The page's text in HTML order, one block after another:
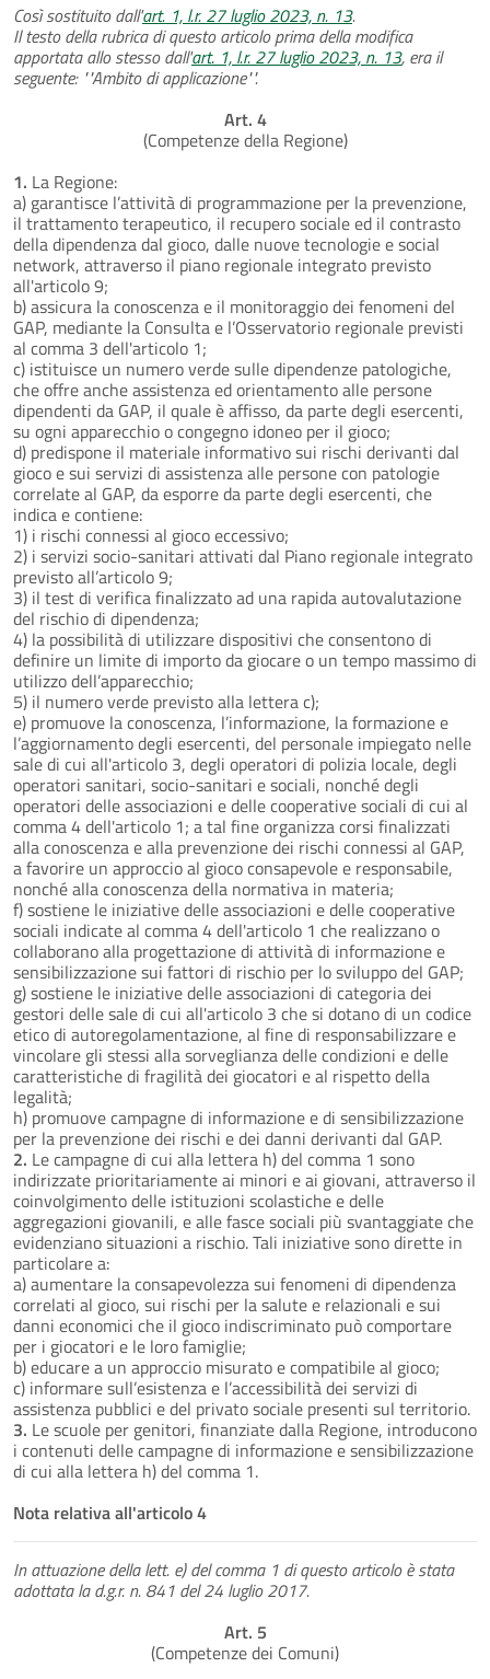
Così sostituito dall'art. 1, l.r. 27 luglio 2023, n. 13.
Il testo della rubrica di questo articolo prima della modifica
apportata allo stesso dall'art. 1, l.r. 27 luglio 2023, n. 13, era il
seguente: ""Ambito di applicazione"".
Art. 4
(Competenze della Regione)
1. La Regione:
a) garantisce l’attività di programmazione per la prevenzione,
il trattamento terapeutico, il recupero sociale ed il contrasto
della dipendenza dal gioco, dalle nuove tecnologie e social
network, attraverso il piano regionale integrato previsto
all'articolo 9;
b) assicura la conoscenza e il monitoraggio dei fenomeni del
GAP, mediante la Consulta e l’Osservatorio regionale previsti
al comma 3 dell'articolo 1;
c) istituisce un numero verde sulle dipendenze patologiche,
che offre anche assistenza ed orientamento alle persone
dipendenti da GAP, il quale è affisso, da parte degli esercenti,
su ogni apparecchio o congegno idoneo per il gioco;
d) predispone il materiale informativo sui rischi derivanti dal
gioco e sui servizi di assistenza alle persone con patologie
correlate al GAP, da esporre da parte degli esercenti, che
indica e contiene:
1) i rischi connessi al gioco eccessivo;
2) i servizi socio-sanitari attivati dal Piano regionale integrato
previsto all’articolo 9;
3) il test di verifica finalizzato ad una rapida autovalutazione
del rischio di dipendenza;
4) la possibilità di utilizzare dispositivi che consentono di
definire un limite di importo da giocare o un tempo massimo di
utilizzo dell’apparecchio;
5) il numero verde previsto alla lettera c);
e) promuove la conoscenza, l’informazione, la formazione e
l’aggiornamento degli esercenti, del personale impiegato nelle
sale di cui all'articolo 3, degli operatori di polizia locale, degli
operatori sanitari, socio-sanitari e sociali, nonché degli
operatori delle associazioni e delle cooperative sociali di cui al
comma 4 dell'articolo 1; a tal fine organizza corsi finalizzati
alla conoscenza e alla prevenzione dei rischi connessi al GAP,
a favorire un approccio al gioco consapevole e responsabile,
nonché alla conoscenza della normativa in materia;
f) sostiene le iniziative delle associazioni e delle cooperative
sociali indicate al comma 4 dell'articolo 1 che realizzano o
collaborano alla progettazione di attività di informazione e
sensibilizzazione sui fattori di rischio per lo sviluppo del GAP;
g) sostiene le iniziative delle associazioni di categoria dei
gestori delle sale di cui all'articolo 3 che si dotano di un codice
etico di autoregolamentazione, al fine di responsabilizzare e
vincolare gli stessi alla sorveglianza delle condizioni e delle
caratteristiche di fragilità dei giocatori e al rispetto della
legalità;
h) promuove campagne di informazione e di sensibilizzazione
per la prevenzione dei rischi e dei danni derivanti dal GAP.
2. Le campagne di cui alla lettera h) del comma 1 sono
indirizzate prioritariamente ai minori e ai giovani, attraverso il
coinvolgimento delle istituzioni scolastiche e delle
aggregazioni giovanili, e alle fasce sociali più svantaggiate che
evidenziano situazioni a rischio. Tali iniziative sono dirette in
particolare a:
a) aumentare la consapevolezza sui fenomeni di dipendenza
correlati al gioco, sui rischi per la salute e relazionali e sui
danni economici che il gioco indiscriminato può comportare
per i giocatori e le loro famiglie;
b) educare a un approccio misurato e compatibile al gioco;
c) informare sull’esistenza e l’accessibilità dei servizi di
assistenza pubblici e del privato sociale presenti sul territorio.
3. Le scuole per genitori, finanziate dalla Regione, introducono
i contenuti delle campagne di informazione e sensibilizzazione
di cui alla lettera h) del comma 1.
Nota relativa all'articolo 4
In attuazione della lett. e) del comma 1 di questo articolo è stata
adottata la d.g.r. n. 841 del 24 luglio 2017.
Art. 5
(Competenze dei Comuni)